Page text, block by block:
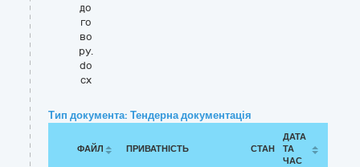
до
го
во
ру.
do
cx
Тип документа: Тендерна документація
ФАЙЛ ПРИВАТНІСТЬ СТАН
ДАТА
ТА
ЧАС